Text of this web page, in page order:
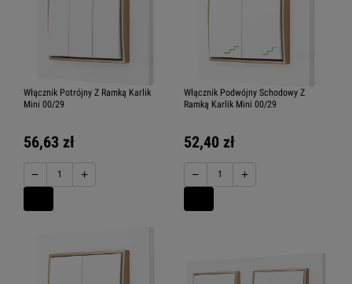
Włącznik Potrójny Z Ramką Karlik
Mini 00/29
56,63 zł
− +
Włącznik Podwójny Schodowy Z
Ramką Karlik Mini 00/29
52,40 zł
− +